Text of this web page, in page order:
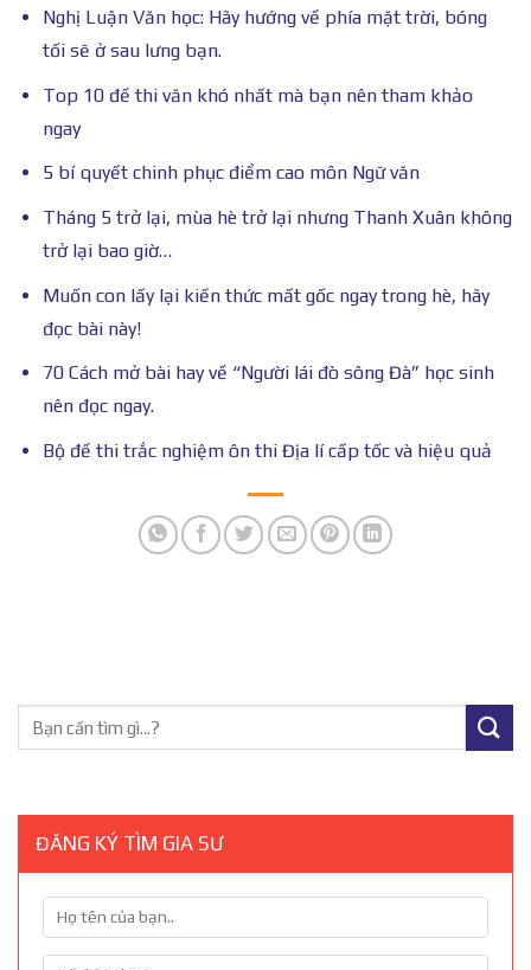
Nghị Luận Văn học: Hãy hướng về phía mặt trời, bóng
tối sẽ ở sau lưng bạn.
Top 10 đề thi văn khó nhất mà bạn nên tham khảo
ngay
5 bí quyết chinh phục điểm cao môn Ngữ văn
Tháng 5 trở lại, mùa hè trở lại nhưng Thanh Xuân không
trở lại bao giờ…
Muốn con lấy lại kiến thức mất gốc ngay trong hè, hãy
đọc bài này!
70 Cách mở bài hay về “Người lái đò sông Đà” học sinh
nên đọc ngay.
Bộ đề thi trắc nghiệm ôn thi Địa lí cấp tốc và hiệu quả
ĐĂNG KÝ TÌM GIA SƯ